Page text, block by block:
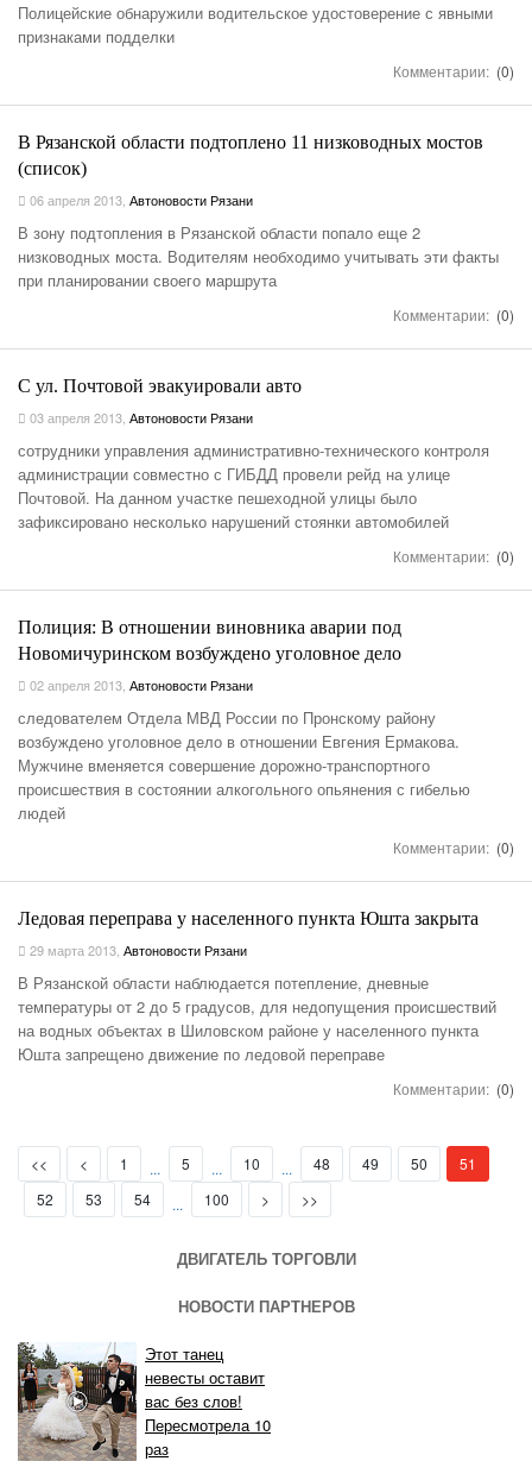
Полицейские обнаружили водительское удостоверение с явными
признаками подделки
Комментарии: (0)
В Рязанской области подтоплено 11 низководных мостов
(список)
06 апреля 2013 Автоновости Рязани
В зону подтопления в Рязанской области попало еще 2
низководных моста. Водителям необходимо учитывать эти факты
при планировании своего маршрута
Комментарии: (0)
С ул. Почтовой эвакуировали авто
03 апреля 2013 Автоновости Рязани
сотрудники управления административно-технического контроля
администрации совместно с ГИБДД провели рейд на улице
Почтовой. На данном участке пешеходной улицы было
зафиксировано несколько нарушений стоянки автомобилей
Комментарии: (0)
Полиция: В отношении виновника аварии под
Новомичуринском возбуждено уголовное дело
02 апреля 2013 Автоновости Рязани
следователем Отдела МВД России по Пронскому району
возбуждено уголовное дело в отношении Евгения Ермакова.
Мужчине вменяется совершение дорожно-транспортного
происшествия в состоянии алкогольного опьянения с гибелью
людей
Комментарии: (0)
Ледовая переправа у населенного пункта Юшта закрыта
29 марта 2013 Автоновости Рязани
В Рязанской области наблюдается потепление, дневные
температуры от 2 до 5 градусов, для недопущения происшествий
на водных объектах в Шиловском районе у населенного пункта
Юшта запрещено движение по ледовой переправе
Комментарии: (0)
<< < 1 ... 5 ... 10 ... 48 49 50 51
52
53 54 ... 100 > >>
ДВИГАТЕЛЬ ТОРГОВЛИ
НОВОСТИ ПАРТНЕРОВ
Этот танец
невесты оставит
вас без слов!
Пересмотрела 10
раз